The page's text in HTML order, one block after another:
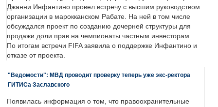
Джанни Инфантино провел встречу с высшим руководством
организации в марокканском Рабате. На ней в том числе
обсуждался проект по созданию дочерней структуры для
продажи доли прав на чемпионаты частным инвесторам.
По итогам встречи FIFA заявила о поддержке Инфантино и
отказе от проекта.
"Ведомости": МВД проводит проверку теперь уже экс-ректора
ГИТИСа Заславского
Появилась информация о том, что правоохранительные